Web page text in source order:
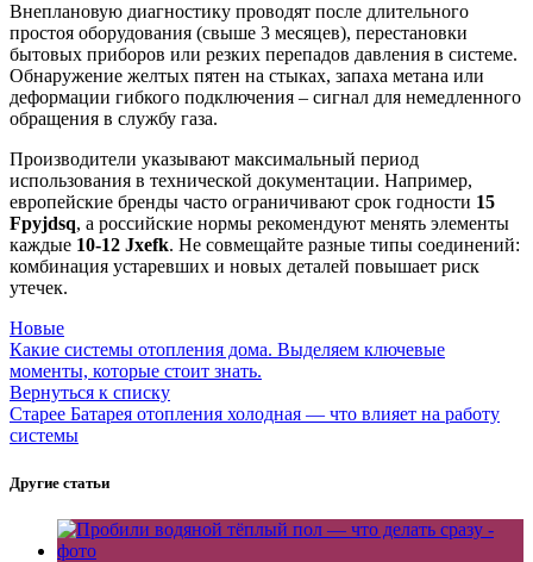
Внеплановую диагностику проводят после длительного
простоя оборудования (свыше 3 месяцев), перестановки
бытовых приборов или резких перепадов давления в системе.
Обнаружение желтых пятен на стыках, запаха метана или
деформации гибкого подключения – сигнал для немедленного
обращения в службу газа.
Производители указывают максимальный период
использования в технической документации. Например,
европейские бренды часто ограничивают срок годности 15
Fpyjdsq, а российские нормы рекомендуют менять элементы
каждые 10-12 Jxefk. Не совмещайте разные типы соединений:
комбинация устаревших и новых деталей повышает риск
утечек.
Новые
Какие системы отопления дома. Выделяем ключевые
моменты, которые стоит знать.
Вернуться к списку
Старее Батарея отопления холодная — что влияет на работу
системы
Другие статьи